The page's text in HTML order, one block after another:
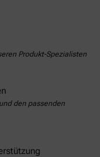
Produkt-Spezialisten
den passenden